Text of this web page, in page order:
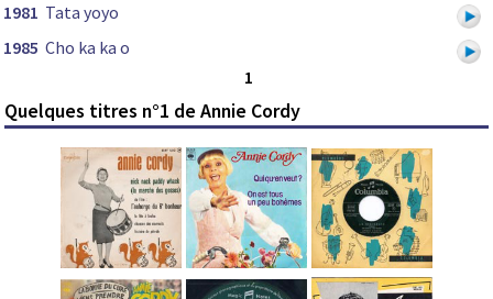
1981 Tata yoyo
1985 Cho ka ka o
1
Quelques titres n°1 de Annie Cordy